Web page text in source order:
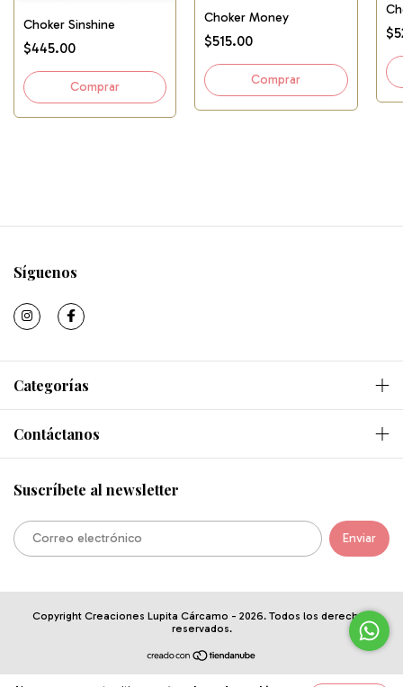
Choker Sinshine
$445.00
Choker Money
$515.00
Síguenos
Categorías
Contáctanos
Suscríbete al newsletter
Copyright Creaciones Lupita Cárcamo - 2026. Todos los derechos
reservados.